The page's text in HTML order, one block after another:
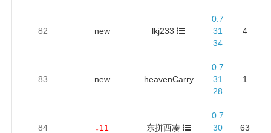
82 new lkj233
0.7
31
34
4
83 new heavenCarry
0.7
31
28
1
84 ↓11 东拼西凑
0.7
30
63